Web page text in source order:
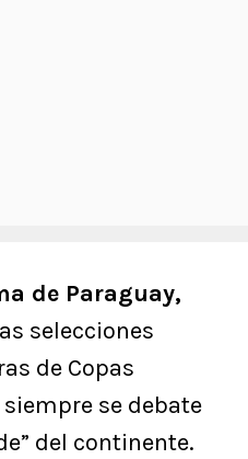
de Paraguay,
selecciones
de Copas
se debate
del continente.